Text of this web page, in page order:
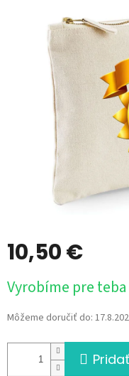
hviezdičiek.
10,50 €
cena:
Vyrobíme pre
Môžeme doručiť do: